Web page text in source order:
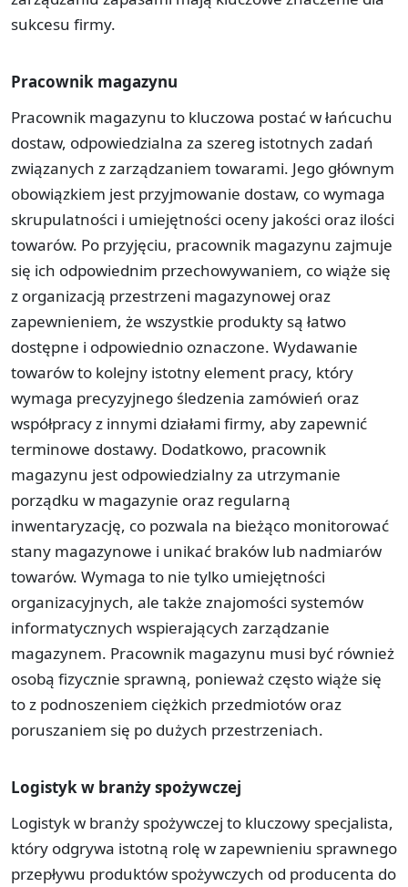
sukcesu firmy.
Pracownik magazynu
Pracownik magazynu to kluczowa postać w łańcuchu
dostaw, odpowiedzialna za szereg istotnych zadań
związanych z zarządzaniem towarami. Jego głównym
obowiązkiem jest przyjmowanie dostaw, co wymaga
skrupulatności i umiejętności oceny jakości oraz ilości
towarów. Po przyjęciu, pracownik magazynu zajmuje
się ich odpowiednim przechowywaniem, co wiąże się
z organizacją przestrzeni magazynowej oraz
zapewnieniem, że wszystkie produkty są łatwo
dostępne i odpowiednio oznaczone. Wydawanie
towarów to kolejny istotny element pracy, który
wymaga precyzyjnego śledzenia zamówień oraz
współpracy z innymi działami firmy, aby zapewnić
terminowe dostawy. Dodatkowo, pracownik
magazynu jest odpowiedzialny za utrzymanie
porządku w magazynie oraz regularną
inwentaryzację, co pozwala na bieżąco monitorować
stany magazynowe i unikać braków lub nadmiarów
towarów. Wymaga to nie tylko umiejętności
organizacyjnych, ale także znajomości systemów
informatycznych wspierających zarządzanie
magazynem. Pracownik magazynu musi być również
osobą fizycznie sprawną, ponieważ często wiąże się
to z podnoszeniem ciężkich przedmiotów oraz
poruszaniem się po dużych przestrzeniach.
Logistyk w branży spożywczej
Logistyk w branży spożywczej to kluczowy specjalista,
który odgrywa istotną rolę w zapewnieniu sprawnego
przepływu produktów spożywczych od producenta do